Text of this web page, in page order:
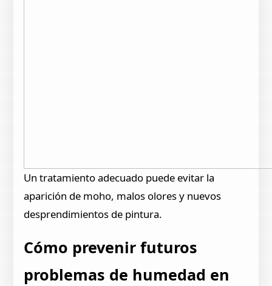
Un tratamiento adecuado puede evitar la
aparición de moho, malos olores y nuevos
desprendimientos de pintura.
Cómo prevenir futuros
problemas de humedad en